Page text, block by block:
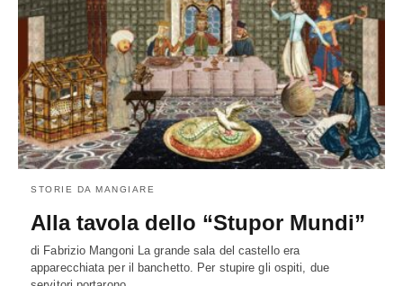
STORIE DA MANGIARE
Alla tavola dello “Stupor Mundi”
di Fabrizio Mangoni La grande sala del castello era
apparecchiata per il banchetto. Per stupire gli ospiti, due